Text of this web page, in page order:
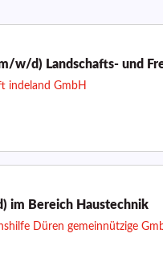
w/d) Landschafts- und
indeland GmbH
im Bereich Haustechnik
Düren gemeinnützige